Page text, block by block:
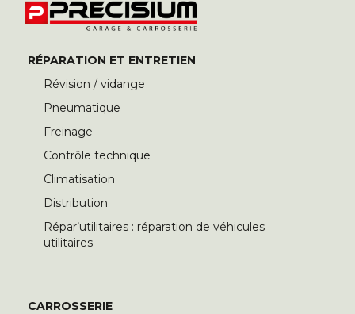
RÉPARATION ET ENTRETIEN
Révision / vidange
Pneumatique
Freinage
Contrôle technique
Climatisation
Distribution
Répar’utilitaires : réparation de véhicules
utilitaires
CARROSSERIE